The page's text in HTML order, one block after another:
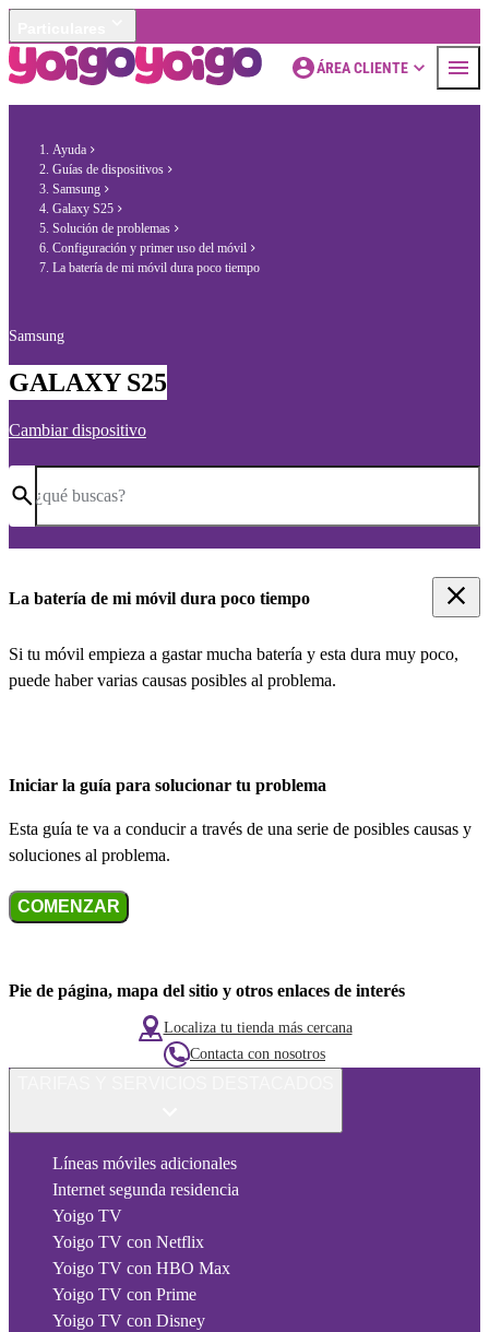
ÁREA CLIENTE
Ayuda
Guías de dispositivos
Samsung
Galaxy S25
Solución de problemas
Configuración y primer uso del móvil
La batería de mi móvil dura poco tiempo
Samsung
GALAXY S25
Cambiar dispositivo
¿qué buscas?
La batería de mi móvil dura poco tiempo
Si tu móvil empieza a gastar mucha batería y esta dura muy poco,
puede haber varias causas posibles al problema.
Iniciar la guía para solucionar tu problema
Esta guía te va a conducir a través de una serie de posibles causas y
soluciones al problema.
COMENZAR
Pie de página, mapa del sitio y otros enlaces de interés
Localiza tu tienda más cercana
Contacta con nosotros
Líneas móviles adicionales
Internet segunda residencia
Yoigo TV
Yoigo TV con Netflix
Yoigo TV con HBO Max
Yoigo TV con Prime
Yoigo TV con Disney